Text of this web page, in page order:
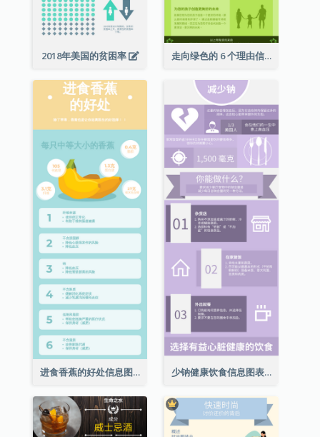
2018年美国的贫困率 走向绿色的 6 个理由信息图表
进食香蕉的好处信息图表 少钠健康饮食信息图表